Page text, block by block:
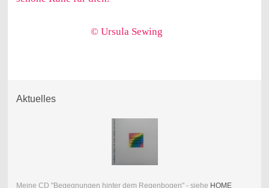
© Ursula Sewing
Aktuelles
Meine CD "Begegnungen hinter dem Regenbogen" - siehe HOME